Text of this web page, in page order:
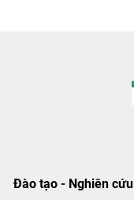
Đào tạo - Nghiên cứu